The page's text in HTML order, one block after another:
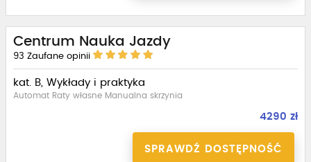
Centrum Nauka Jazdy
93 Zaufane opinii
kat. B, Wykłady i praktyka
Automat Raty własne Manualna skrzynia
4290 zł
SPRAWDŹ DOSTĘPNOŚĆ